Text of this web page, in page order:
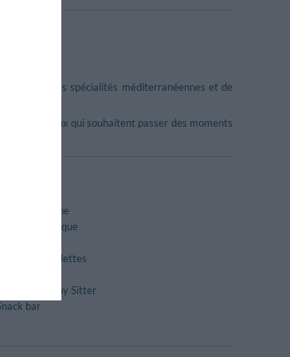
spécialités méditerranéennes et de
pour ceux qui souhaitent passer des moments
Bar de la piscine
Cuisine diététique
Location bicyclettes
Service de Baby Sitter
bar